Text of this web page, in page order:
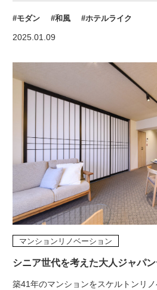
#モダン #和風 #ホテルライク
2025.01.09
シニア世代を考えた大人ジャパ
築41年のマンションをスケルトンリ
マンションリノベーション